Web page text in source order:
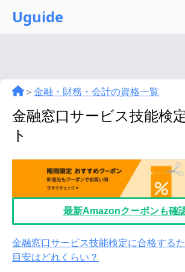
Uguide
＞金融・財務・会計の資格一覧
金融窓口サービス技能検
ト
最新Amazonクーポンも確
金融窓口サービス技能検定に合格する
目安はどれくらい？